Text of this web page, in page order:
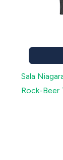
Sala
Rock-Beer